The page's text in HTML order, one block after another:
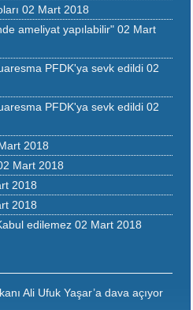
02 Mart 2018
ameliyat yapılabilir" 02 Mart
PFDK'ya sevk edildi 02
PFDK'ya sevk edildi 02
2018
Mart 2018
2018
2018
edilemez 02 Mart 2018
Ali Ufuk Yaşar’a dava açıyor